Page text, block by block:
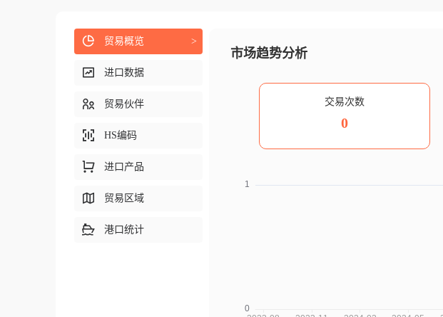
市场趋势分析
交易次数
0
贸易概览 >
进口数据
贸易伙伴
HS编码
进口产品
贸易区域
港口统计